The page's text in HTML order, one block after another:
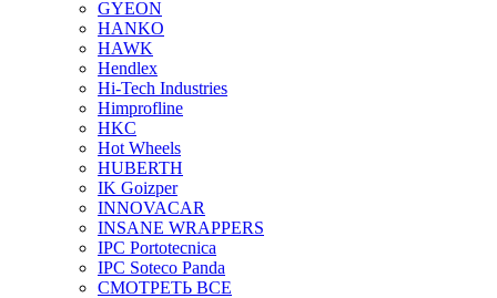
GYEON
HANKO
HAWK
Hendlex
Hi-Tech Industries
Himprofline
HKC
Hot Wheels
HUBERTH
IK Goizper
INNOVACAR
INSANE WRAPPERS
IPC Portotecnica
IPC Soteco Panda
СМОТРЕТЬ ВСЕ